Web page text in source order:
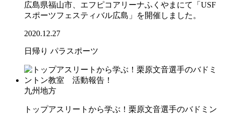
広島県福山市、エフピコアリーナふくやまにて「USF
スポーツフェスティバル広島」を開催しました。
2020.12.27
日帰り パラスポーツ
九州地方
トップアスリートから学ぶ！栗原文音選手のバドミン